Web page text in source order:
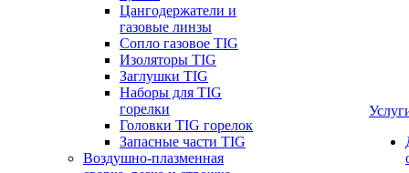
Цангодержатели и
газовые линзы
Сопло газовое TIG
Изоляторы TIG
Заглушки TIG
Наборы для TIG
горелки
Головки TIG горелок
Запасные части TIG
Воздушно-плазменная